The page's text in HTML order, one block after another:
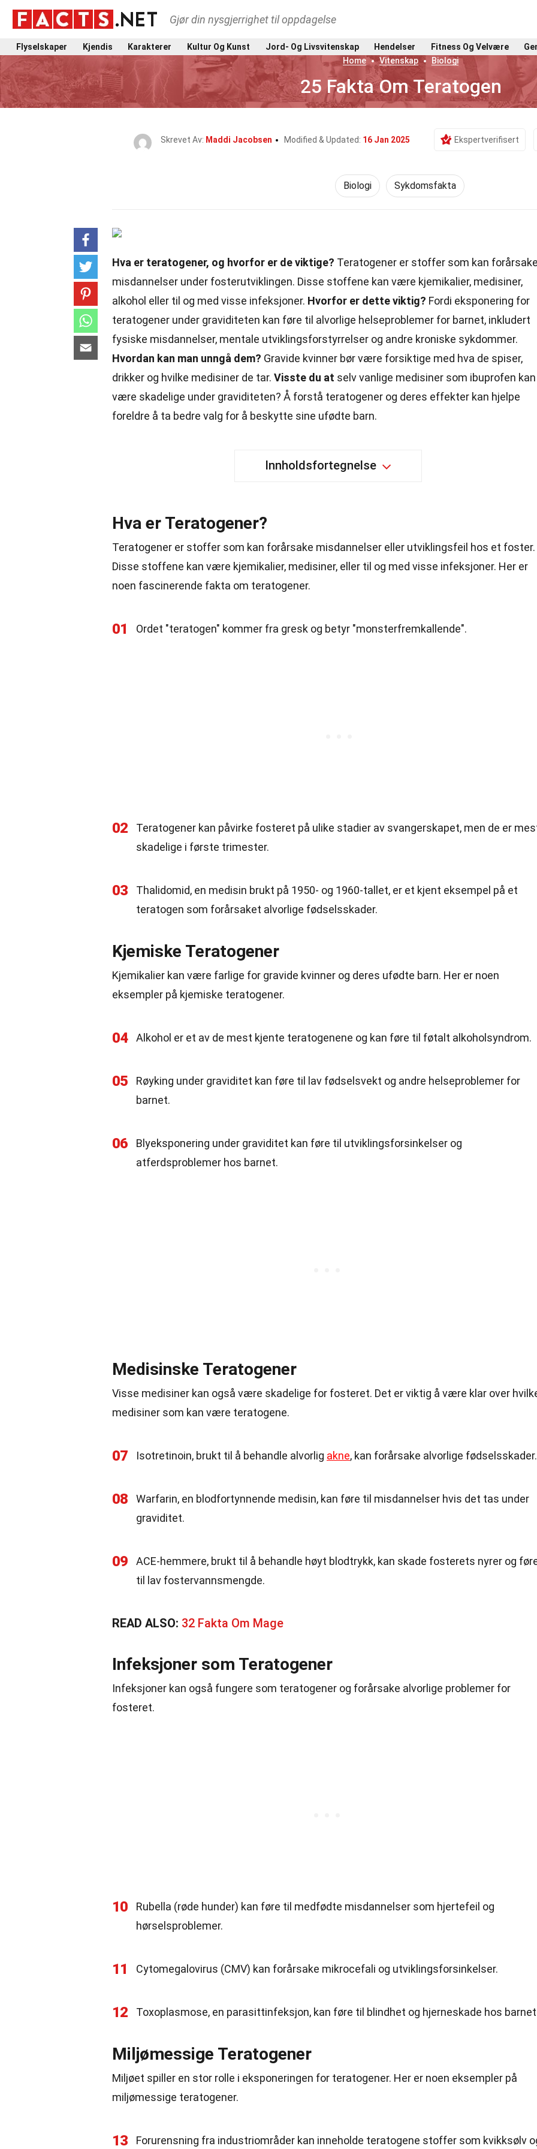
Gjør din nysgjerrighet til oppdagelse
Flyselskaper Kjendis Karakterer Kultur Og Kunst Jord- Og Livsvitenskap Hendelser Fitness Og Velvære
Home
Vitenskap Biologi
25 Fakta Om Teratogen
Skrevet Av: Maddi Jacobsen Modified & Updated: 16 Jan 2025 Ekspertverifisert
Biologi Sykdomsfakta
Hva er teratogener, og hvorfor er de viktige? Teratogener er stoffer som kan
misdannelser under fosterutviklingen. Disse stoffene kan være kjemikalier, medisiner,
alkohol eller til og med visse infeksjoner. Hvorfor er dette viktig? Fordi eksponering for
teratogener under graviditeten kan føre til alvorlige helseproblemer for barnet, inkludert
fysiske misdannelser, mentale utviklingsforstyrrelser og andre kroniske sykdommer.
Hvordan kan man unngå dem? Gravide kvinner bør være forsiktige med hva de spiser,
drikker og hvilke medisiner de tar. Visste du at selv vanlige medisiner som ibuprofen kan
være skadelige under graviditeten? Å forstå teratogener og deres effekter kan hjelpe
foreldre å ta bedre valg for å beskytte sine ufødte barn.
Innholdsfortegnelse
Hva er Teratogener?
Teratogener er stoffer som kan forårsake misdannelser eller utviklingsfeil hos et foster.
Disse stoffene kan være kjemikalier, medisiner, eller til og med visse infeksjoner. Her er
noen fascinerende fakta om teratogener.
01 Ordet "teratogen" kommer fra gresk og betyr "monsterfremkallende".
02
Teratogener kan påvirke fosteret på ulike stadier av svangerskapet, men de er
skadelige i første trimester.
03
Thalidomid, en medisin brukt på 1950- og 1960-tallet, er et kjent eksempel på et
teratogen som forårsaket alvorlige fødselsskader.
Kjemiske Teratogener
Kjemikalier kan være farlige for gravide kvinner og deres ufødte barn. Her er noen
eksempler på kjemiske teratogener.
04 Alkohol er et av de mest kjente teratogenene og kan føre til føtalt alkoholsyndrom.
05
Røyking under graviditet kan føre til lav fødselsvekt og andre helseproblemer for
barnet.
06
Blyeksponering under graviditet kan føre til utviklingsforsinkelser og
atferdsproblemer hos barnet.
Medisinske Teratogener
Visse medisiner kan også være skadelige for fosteret. Det er viktig å være klar over
medisiner som kan være teratogene.
07 Isotretinoin, brukt til å behandle alvorlig akne, kan forårsake alvorlige fødselsskader.
08
Warfarin, en blodfortynnende medisin, kan føre til misdannelser hvis det tas under
graviditet.
09
ACE-hemmere, brukt til å behandle høyt blodtrykk, kan skade fosterets nyrer og
til lav fostervannsmengde.
READ ALSO: 32 Fakta Om Mage
Infeksjoner som Teratogener
Infeksjoner kan også fungere som teratogener og forårsake alvorlige problemer for
fosteret.
10
Rubella (røde hunder) kan føre til medfødte misdannelser som hjertefeil og
hørselsproblemer.
11 Cytomegalovirus (CMV) kan forårsake mikrocefali og utviklingsforsinkelser.
12 Toxoplasmose, en parasittinfeksjon, kan føre til blindhet og hjerneskade hos
Miljømessige Teratogener
Miljøet spiller en stor rolle i eksponeringen for teratogener. Her er noen eksempler på
miljømessige teratogener.
13 Forurensning fra industriområder kan inneholde teratogene stoffer som kvikksølv